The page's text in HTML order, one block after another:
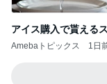
アイス購入で貰える
Amebaトピックス 1日